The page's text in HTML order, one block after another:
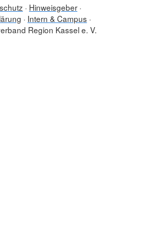
Hinweisgeber
Intern & Campus
Region Kassel e. V.